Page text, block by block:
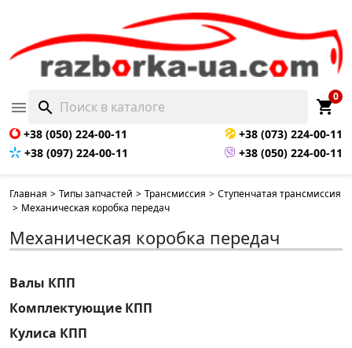
 search shopping_cart
0
+38 (050) 224-00-11
+38 (073) 224-00-11
+38 (097) 224-00-11
+38 (050) 224-00-11
Главная > Типы запчастей > Трансмиссия > Ступенчатая трансмиссия
> Механическая коробка передач
Механическая коробка передач
Валы КПП
Комплектующие КПП
Кулиса КПП